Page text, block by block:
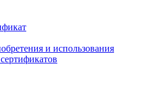
и использования